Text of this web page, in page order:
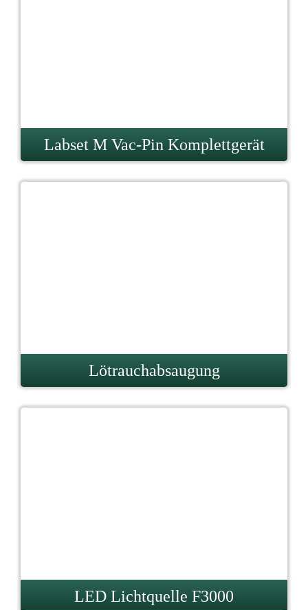
Labset M Vac-Pin Komplettgerät
Lötrauchabsaugung
LED Lichtquelle F3000